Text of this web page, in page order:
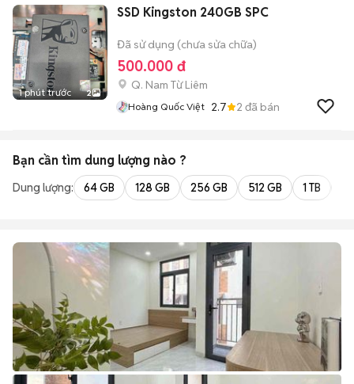
1 phút trước 2
SSD Kingston 240GB SPC
Đã sử dụng (chưa sửa chữa)
500.000 đ
Q. Nam Từ Liêm
Hoàng Quốc Việt 2.7 2 đã bán
Bạn cần tìm dung lượng nào ?
Dung lượng: 64 GB 128 GB 256 GB 512 GB 1 TB